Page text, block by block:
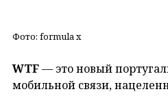
Фото: formula x
WTF— это новый
мобильной связи,